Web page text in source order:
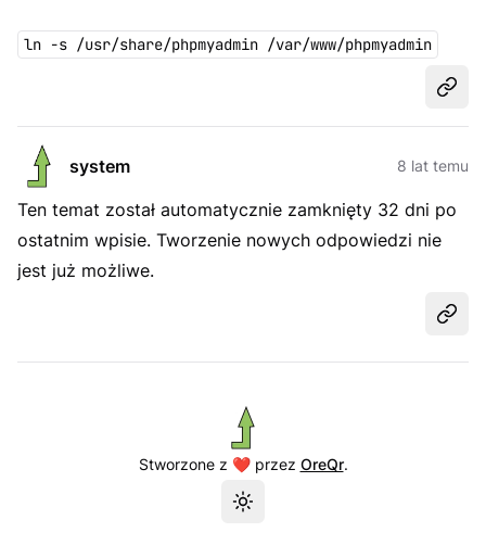
ln -s /usr/share/phpmyadmin /var/www/phpmyadmin
system 8 lat temu
Ten temat został automatycznie zamknięty 32 dni po
ostatnim wpisie. Tworzenie nowych odpowiedzi nie
jest już możliwe.
Stworzone z ❤️ przez OreQr.
Przełącz motyw